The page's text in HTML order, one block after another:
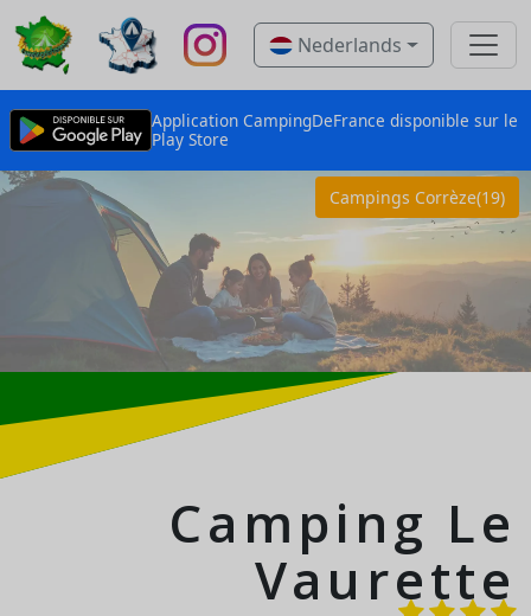
Nederlands
Application CampingDeFrance disponible sur le
Play Store
Campings Corrèze(19)
Camping Le
Vaurette